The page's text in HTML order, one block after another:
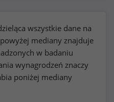
wszystkie dane na
mediany znajduje
w badaniu
wynagrodzeń znaczy
poniżej mediany